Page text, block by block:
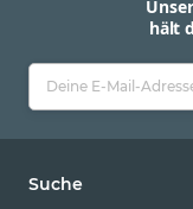
hält
Suche